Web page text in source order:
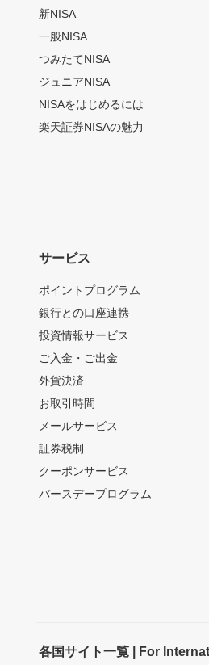
新NISA
一般NISA
つみたてNISA
ジュニアNISA
NISAをはじめるには
楽天証券NISAの魅力
サービス
ポイントプログラム
銀行との口座連携
投資情報サービス
ご入金・ご出金
外貨決済
お取引時間
メールサービス
証券税制
クーポンサービス
バースデープログラム
各国サイト一覧 | For